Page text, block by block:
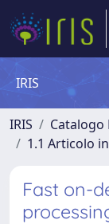
IRIS
IRIS Catalogo
1.1 Articolo
Fast on-